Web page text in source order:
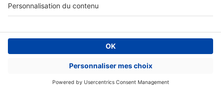
Digital Classifieds France SAS © 2024 - all rights